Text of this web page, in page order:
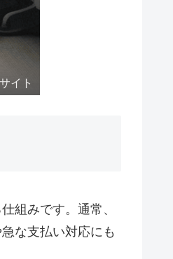
イト
組みです。通常、
な支払い対応にも